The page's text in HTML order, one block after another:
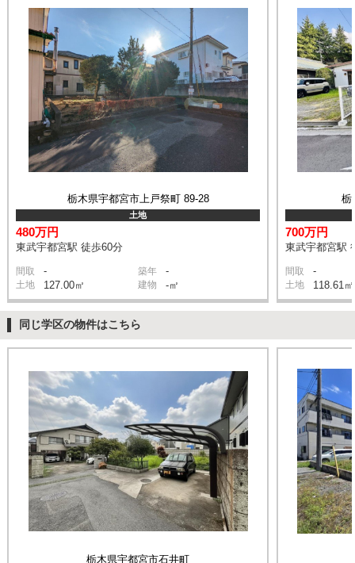
栃木県宇都宮市上戸祭町 89-28
土地
480万円
東武宇都宮駅 徒歩60分
間取 - 築年 -
土地 127.00㎡ 建物 -㎡
栃
700万円
東武宇都宮駅
間取 -
土地 118.61㎡
同じ学区の物件はこちら
栃木県宇都宮市石井町